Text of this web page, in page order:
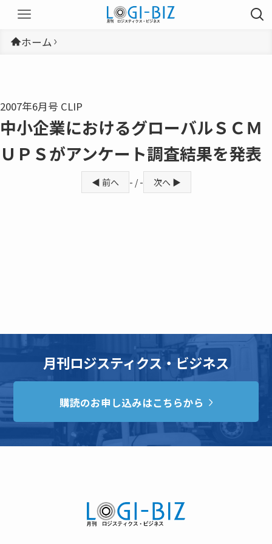
ホーム
2007年6月号 CLIP
中小企業におけるグローバルＳＣＭ
ＵＰＳがアンケート調査結果を発表
◀ 前へ - / - 次へ ▶
月刊ロジスティクス・ビジネス
購読のお申し込みはこちらから